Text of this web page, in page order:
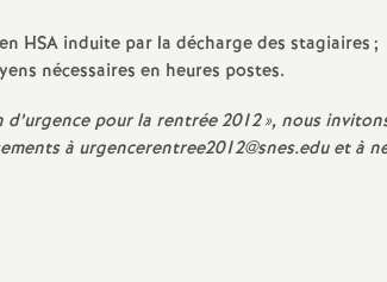
HSA induite par la décharge des stagiaires;
nécessaires en heures postes.
d’urgence pour la rentrée 2012», nous
à urgencerentree2012@snes.edu et à